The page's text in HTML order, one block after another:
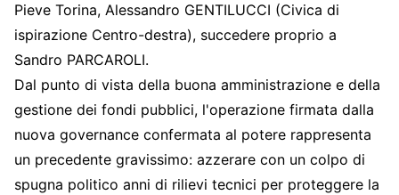
Pieve Torina, Alessandro GENTILUCCI (Civica di
ispirazione Centro-destra), succedere proprio a
Sandro PARCAROLI.
Dal punto di vista della buona amministrazione e della
gestione dei fondi pubblici, l'operazione firmata dalla
nuova governance confermata al potere rappresenta
un precedente gravissimo: azzerare con un colpo di
spugna politico anni di rilievi tecnici per proteggere la